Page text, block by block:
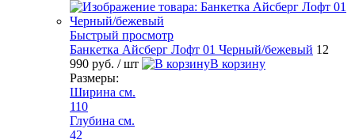
Быстрый просмотр
Банкетка Айсберг Лофт 01 Черный/бежевый 12
990 руб. / шт
В корзину
Размеры:
Ширина см.
110
Глубина см.
42